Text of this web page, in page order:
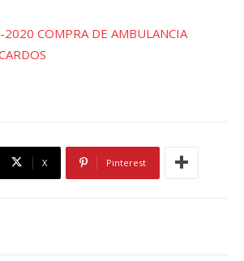
COMPRA DE AMBULANCIA
X Pinterest